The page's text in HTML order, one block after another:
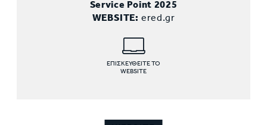
Service Point 2025
WEBSITE: ered.gr
ΕΠΙΣΚΕΥΘΕΙΤΕ ΤΟ
WEBSITE